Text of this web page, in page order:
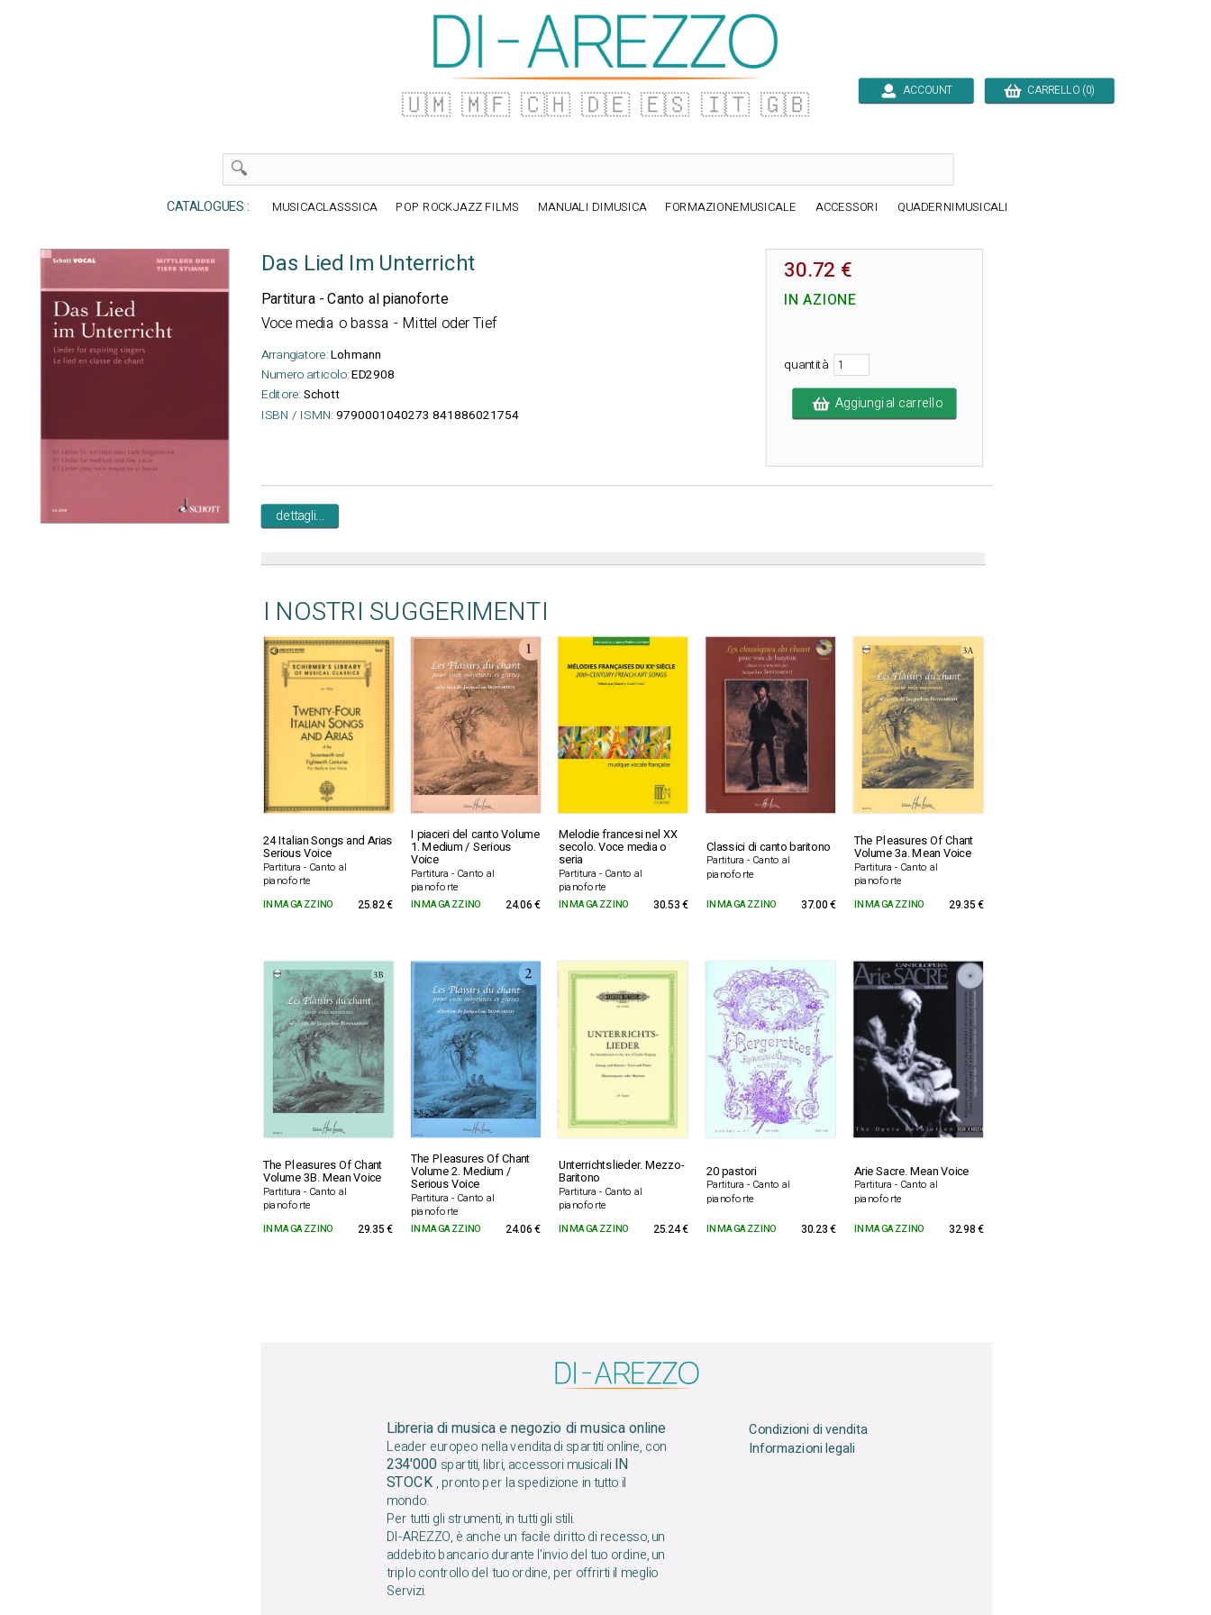
🇺🇲 🇲🇫 🇨🇭 🇩🇪 🇪🇸 🇮🇹 🇬🇧 ACCOUNT CARRELLO (0)
CATALOGUES : MUSICACLASSSICA POP ROCKJAZZ FILMS MANUALI DIMUSICA FORMAZIONEMUSICALE ACCESSORI QUADERNIMUSICALI
Das Lied Im Unterricht
Partitura - Canto al pianoforte
Voce media o bassa - Mittel oder Tief
Arrangiatore:Lohmann
Numero articolo:ED2908
Editore: Schott
ISBN / ISMN: 9790001040273 841886021754
30.72 €
IN AZIONE
quantità
Aggiungi al carrello
dettagli...
I NOSTRI SUGGERIMENTI
24 Italian Songs and Arias
Serious Voice
Partitura - Canto al
pianoforte
I piaceri del canto Volume
1. Medium / Serious
Voice
Partitura - Canto al
pianoforte
Melodie francesi nel XX
secolo. Voce media o
seria
Partitura - Canto al
pianoforte
Classici di canto baritono
Partitura - Canto al
pianoforte
The Pleasures Of Chant
Volume 3a. Mean Voice
Partitura - Canto al
pianoforte
IN MAGAZZINO
25.82 € IN MAGAZZINO 24.06 € IN MAGAZZINO 30.53 € IN MAGAZZINO 37.00 € IN MAGAZZINO 29.35 €
The Pleasures Of Chant
Volume 3B. Mean Voice
Partitura - Canto al
pianoforte
The Pleasures Of Chant
Volume 2. Medium /
Serious Voice
Partitura - Canto al
pianoforte
Unterrichtslieder. Mezzo-
Baritono
Partitura - Canto al
pianoforte
20 pastori
Partitura - Canto al
pianoforte
Arie Sacre. Mean Voice
Partitura - Canto al
pianoforte
IN MAGAZZINO
29.35 € IN MAGAZZINO 24.06 € IN MAGAZZINO 25.24 € IN MAGAZZINO 30.23 € IN MAGAZZINO 32.98 €
Libreria di musica e negozio di musica online
Leader europeo nella vendita di spartiti online, con
234'000 spartiti, libri, accessori musicaliIN
STOCK, pronto per la spedizione in tutto il
mondo.
Per tutti gli strumenti, in tutti gli stili.
DI-AREZZO, è anche un facile diritto di recesso, un
addebito bancario durante l'invio del tuo ordine, un
triplo controllo del tuo ordine, per offrirti il ​​meglio
Servizi.
Condizioni di vendita
Informazioni legali